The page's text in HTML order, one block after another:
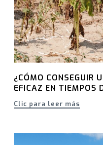
¿CÓMO CONSEGUIR
EFICAZ EN TIEMPOS
Clic para leer más